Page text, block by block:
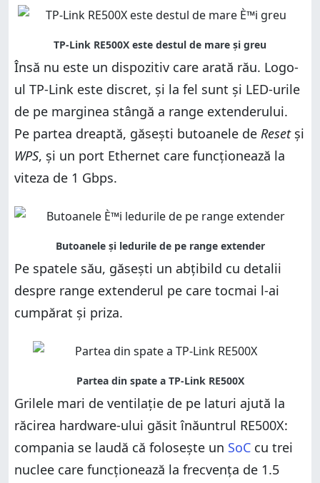
Însă nu este un dispozitiv care arată rău. Logo-
ul TP-Link este discret, și la fel sunt și LED-urile
de pe marginea stângă a range extenderului.
Pe partea dreaptă, găsești butoanele de Resetși
WPS, și un port Ethernet care funcționează la
viteza de 1 Gbps.
Pe spatele său, găsești un abțibild cu detalii
despre range extenderul pe care tocmai l-ai
cumpărat și priza.
Grilele mari de ventilație de pe laturi ajută la
răcirea hardware-ului găsit înăuntrul RE500X:
compania se laudă că folosește un SoC cu trei
nuclee care funcționează la frecvența de 1.5